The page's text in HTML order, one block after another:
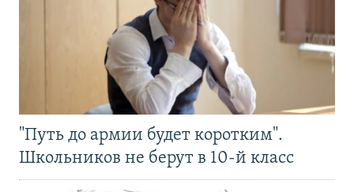
"Путь до армии будет коротким".
Школьников не берут в 10-й класс